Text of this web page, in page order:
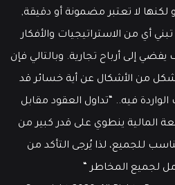
لا تعتبر مضمونة أو دقيقة,
أي من الاستراتيجيات والأفكار
إلى أرباح تجارية. وبالتالي فإن
من الأشكال عن أية خسائر قد
فيه.. “تداول العقود مقابل
المالية ينطوي على قدر كبير من
للجميع، لذا يُرجى التأكد من
لجميع المخاطر “